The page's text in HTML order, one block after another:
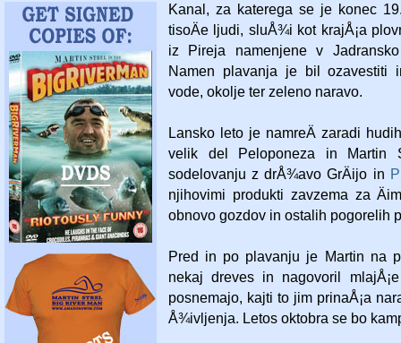
Kanal, za katerega se je konec
tisoÄe ljudi, sluÅ¾i kot krajÅ¡a
iz Pireja namenjene v
Namen plavanja je bil ozavestiti
vode, okolje ter zeleno naravo.
Lansko leto je namreÄ zaradi
velik del Peloponeza in Martin
sodelovanju z drÅ¾avo GrÄijo in
njihovimi produkti zavzema za
obnovo gozdov in ostalih pogorelih
Pred in po plavanju je Martin na
nekaj dreves in nagovoril
posnemajo, kajti to jim prinaÅ¡a
Å¾ivljenja. Letos oktobra se bo